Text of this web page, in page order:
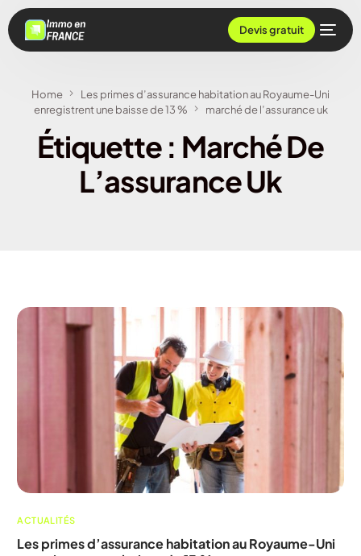
Devis gratuit
Home
Les primes d’assurance habitation au Royaume-Uni
enregistrent une baisse de 13 %
marché de l’assurance uk
Étiquette : Marché De
L’assurance Uk
ACTUALITÉS
Les primes d’assurance habitation au Royaume-Uni